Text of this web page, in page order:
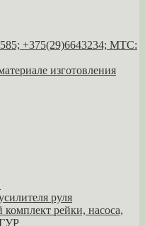
+375(29)6643234; МТС:
изготовления
руля
рейки, насоса,